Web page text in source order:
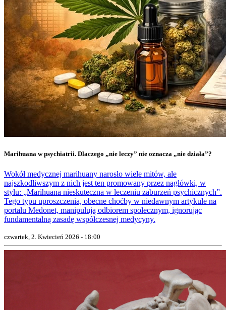
Marihuana w psychiatrii. Dlaczego „nie leczy” nie oznacza „nie działa”?
Wokół medycznej marihuany narosło wiele mitów, ale
najszkodliwszym z nich jest ten promowany przez nagłówki, w
stylu: „Marihuana nieskuteczna w leczeniu zaburzeń psychicznych”.
Tego typu uproszczenia, obecne choćby w niedawnym artykule na
portalu Medonet, manipulują odbiorem społecznym, ignorując
fundamentalną zasadę współczesnej medycyny.
czwartek, 2. Kwiecień 2026 - 18:00